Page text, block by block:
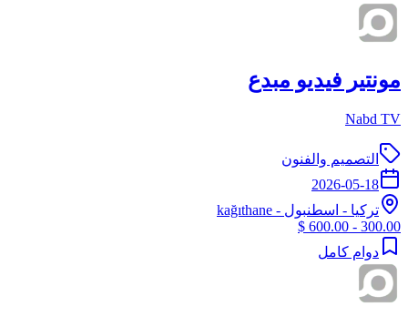
مونتير فيديو مبدع
Nabd TV
التصميم والفنون
2026-05-18
تركيا - اسطنبول - kağıthane
300.00 - 600.00 $
دوام كامل